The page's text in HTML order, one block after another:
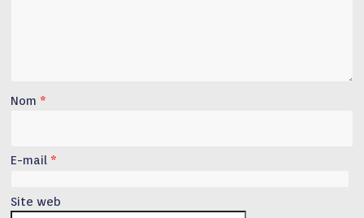
Nom *
E-mail *
Site web